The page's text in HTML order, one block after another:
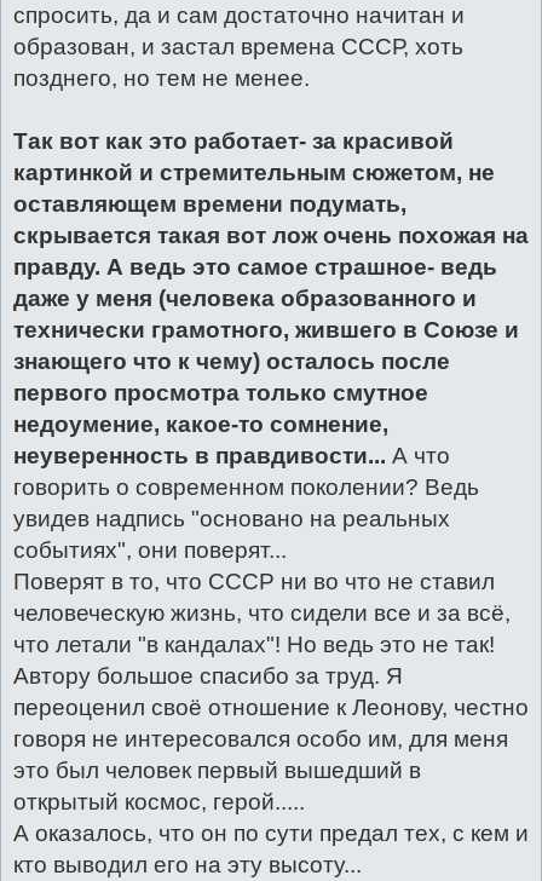
спросить, да и сам достаточно начитан и
образован, и застал времена СССР, хоть
позднего, но тем не менее.
Так вот как это работает- за красивой
картинкой и стремительным сюжетом, не
оставляющем времени подумать,
скрывается такая вот лож очень похожая на
правду. А ведь это самое страшное- ведь
даже у меня (человека образованного и
технически грамотного, жившего в Союзе и
знающего что к чему) осталось после
первого просмотра только смутное
недоумение, какое-то сомнение,
неуверенность в правдивости... А что
говорить о современном поколении? Ведь
увидев надпись "основано на реальных
событиях", они поверят...
Поверят в то, что СССР ни во что не ставил
человеческую жизнь, что сидели все и за всё,
что летали "в кандалах"! Но ведь это не так!
Автору большое спасибо за труд. Я
переоценил своё отношение к Леонову, честно
говоря не интересовался особо им, для меня
это был человек первый вышедший в
открытый космос, герой.....
А оказалось, что он по сути предал тех, с кем и
кто выводил его на эту высоту...